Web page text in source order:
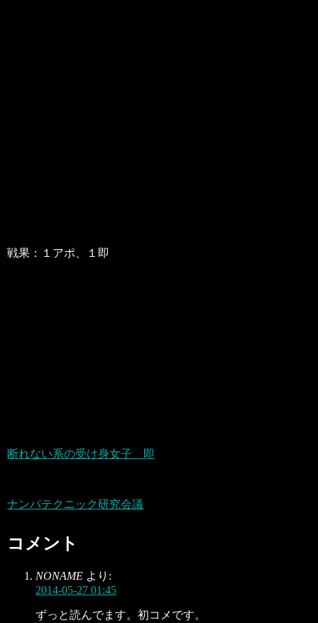
戦果：１アポ、１即
断れない系の受け身女子 即
ナンパテクニック研究会議
コメント
NONAME より:
2014-05-27 01:45
ずっと読んでます。初コメです。